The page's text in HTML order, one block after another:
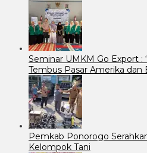
Seminar UMKM Go Export :
Tembus Pasar Amerika dan
Pemkab Ponorogo
Kelompok Tani